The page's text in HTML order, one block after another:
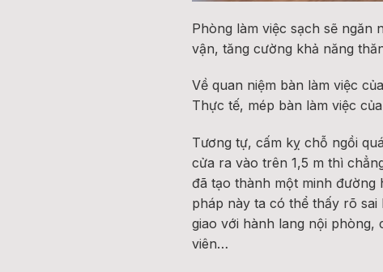
Phòng làm việc sạch sẽ
vận, tăng cường khả năng
Về quan niệm bàn làm việc
Thực tế, mép bàn làm việc
Tương tự, cấm kỵ chỗ ngồi
cửa ra vào trên 1,5 m thì
đã tạo thành một minh đường
pháp này ta có thể thấy rõ sai
giao với hành lang nội phòng,
viên…